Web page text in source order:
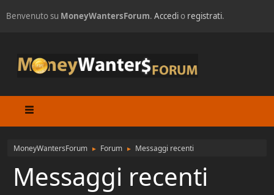
Benvenuto su MoneyWantersForum. Accedio registrati.
MoneyWantersForum ► Forum ► Messaggi recenti
Messaggi recenti